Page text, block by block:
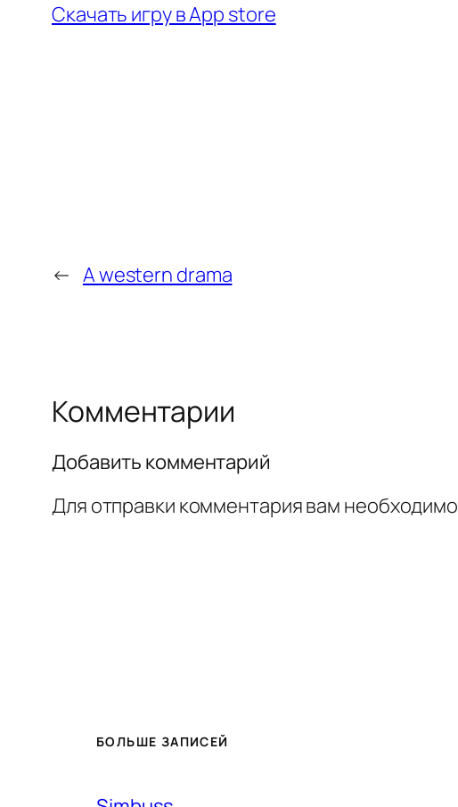
Скачать игру в App store
← A western drama
Комментарии
Добавить комментарий
Для отправки комментария вам необходимо
БОЛЬШЕ ЗАПИСЕЙ